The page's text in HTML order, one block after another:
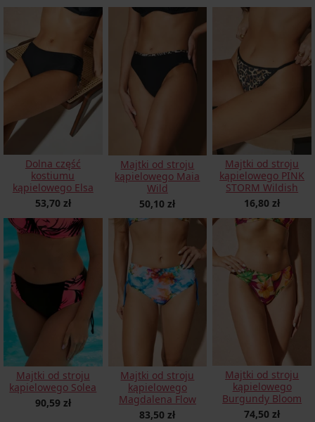
Dolna część
kostiumu
kąpielowego Elsa
53,70 zł
Majtki od stroju
kąpielowego Maia
Wild
50,10 zł
Majtki od stroju
kąpielowego PINK
STORM Wildish
16,80 zł
Majtki od stroju
kąpielowego Solea
90,59 zł
Majtki od stroju
kąpielowego
Magdalena Flow
83,50 zł
Majtki od stroju
kąpielowego
Burgundy Bloom
74,50 zł